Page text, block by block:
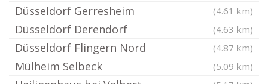
Düsseldorf Gerresheim (4.61 km)
Düsseldorf Derendorf (4.63 km)
Düsseldorf Flingern Nord (4.87 km)
Mülheim Selbeck (5.09 km)